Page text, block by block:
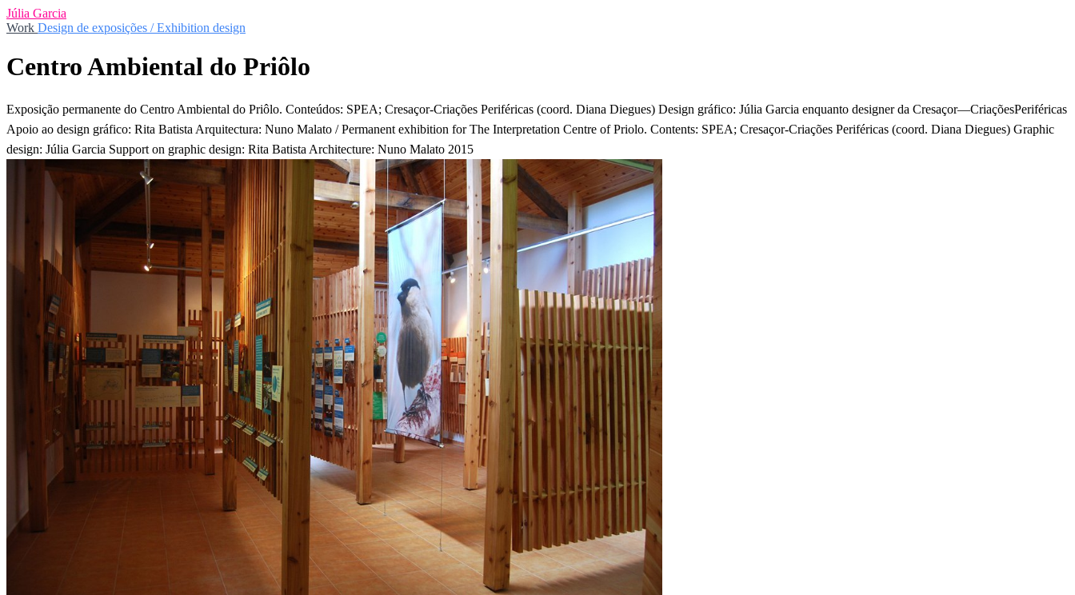
Júlia Garcia
Work Design de exposições / Exhibition design
Centro Ambiental do Priôlo
Exposição permanente do Centro Ambiental do Priôlo. Conteúdos: SPEA; Cresaçor-Criações Periféricas (coord. Diana Diegues) Design gráfico: Júlia Garcia enquanto designer da Cresaçor—CriaçõesPeriféricas
Apoio ao design gráfico: Rita Batista Arquitectura: Nuno Malato / Permanent exhibition for The Interpretation Centre of Priolo. Contents: SPEA; Cresaçor-Criações Periféricas (coord. Diana Diegues) Graphic
design: Júlia Garcia Support on graphic design: Rita Batista Architecture: Nuno Malato 2015